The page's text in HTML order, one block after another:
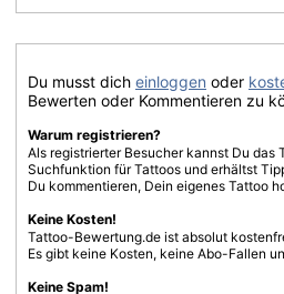
Du musst dich einloggen oder
Bewerten oder Kommentieren zu
Warum registrieren?
Als registrierter Besucher kannst Du
Suchfunktion für Tattoos und erhältst
Du kommentieren, Dein eigenes Tattoo
Keine Kosten!
Tattoo-Bewertung.de ist absolut
Es gibt keine Kosten, keine Abo-Fallen
Keine Spam!